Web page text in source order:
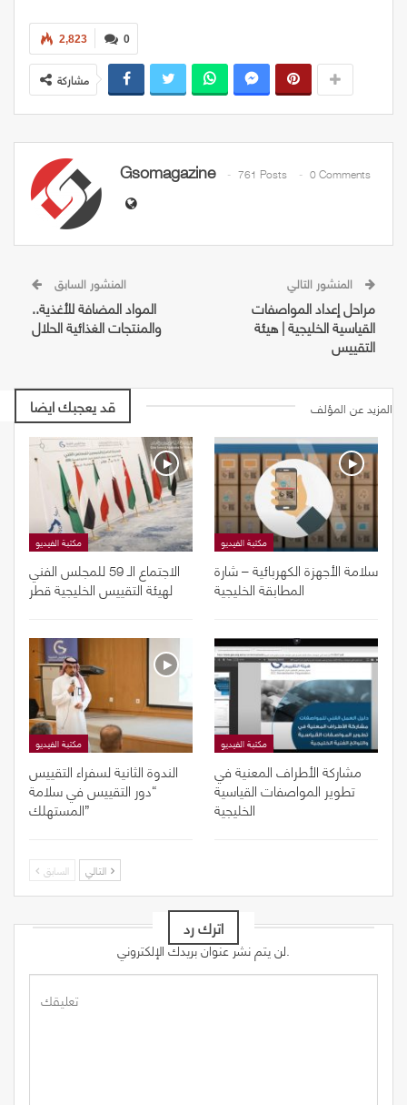
0
2,823
مشاركة
Gsomagazine 761 Posts 0 Comments
المنشور السابق
المواد المضافة للأغذية..
والمنتجات الغذائية الحلال
مراحل إعداد المواصفات
القياسية الخليجية | هيئة
التقييس
قد يعجبك ايضا المزيد عن المؤلف
مكتبة الفيديو
الاجتماع الـ 59 للمجلس الفني
لهيئة التقييس الخليجية قطر
مكتبة الفيديو
سلامة الأجهزة الكهربائية – شارة
المطابقة الخليجية
مكتبة الفيديو
الندوة الثانية لسفراء التقييس
“دور التقييس في سلامة
المستهلك”
مكتبة الفيديو
مشاركة الأطراف المعنية في
تطوير المواصفات القياسية
الخليجية
السابق
اترك رد
لن يتم نشر عنوان بريدك الإلكتروني.